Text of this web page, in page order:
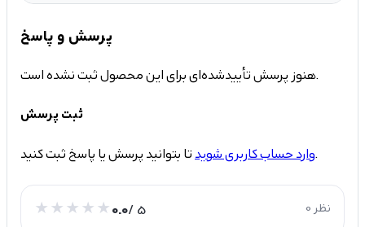
پرسش و پاسخ
هنوز پرسش تأییدشده‌ای برای این محصول ثبت نشده است.
ثبت پرسش
وارد حساب کاربری شویدتا بتوانید پرسش یا پاسخ ثبت کنید.
0.0/ 5 0 نظر